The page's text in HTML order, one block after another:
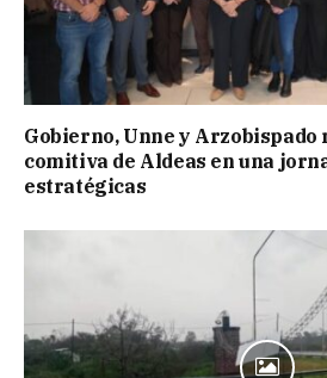
Gobierno, Unne y
comitiva de Aldeas en una
estratégicas